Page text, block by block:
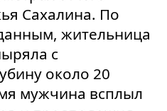
Сахалина. По
жительница
с
около 20
мужчина всплыл